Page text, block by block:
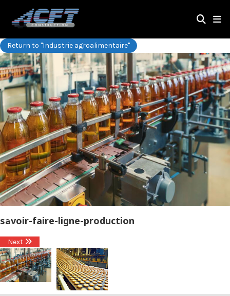
Return to "Industrie agroalimentaire"
savoir-faire-ligne-production
Next